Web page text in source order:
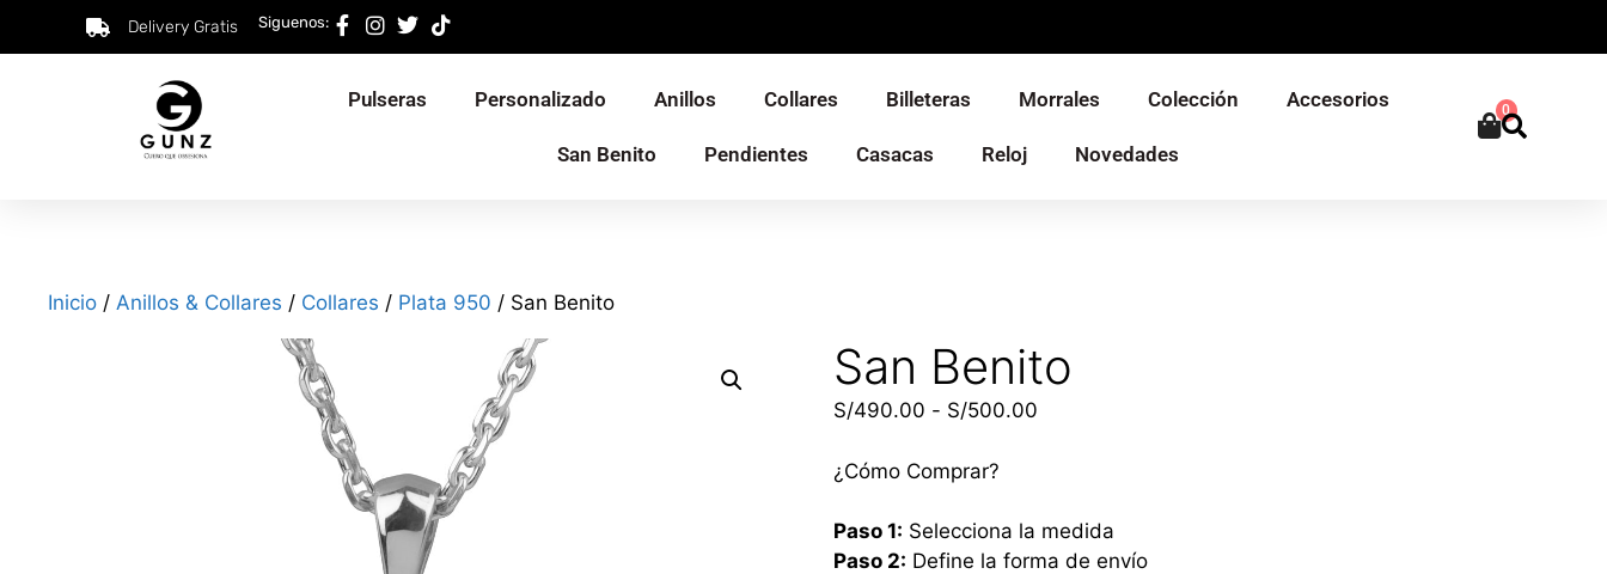
Delivery Gratis Siguenos:
Pulseras Personalizado Anillos Collares Billeteras Morrales Colección Accesorios
San Benito Pendientes Casacas Reloj Novedades
0
Inicio / Anillos & Collares / Collares / Plata 950 / San Benito
San Benito
S/490.00 - S/500.00
¿Cómo Comprar?
Paso 1: Selecciona la medida
Paso 2: Define la forma de envío